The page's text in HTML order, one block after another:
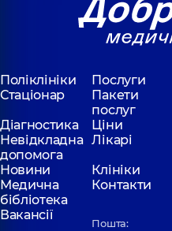
Поліклініки
Послуги
Стаціонар
Пакети
послуг
Діагностика
Ціни
Невідкладна
допомога
Лікарі
Новини
Клініки
Медична
бібліотека
Контакти
Вакансії
Пошта: